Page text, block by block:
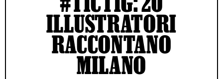
ILLUSTRATORI
RACCONTANO
MILANO